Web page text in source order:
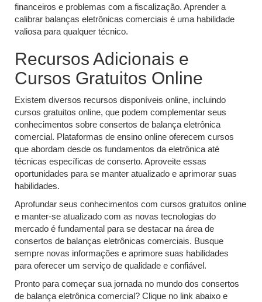
financeiros e problemas com a fiscalização. Aprender a
calibrar balanças eletrônicas comerciais é uma habilidade
valiosa para qualquer técnico.
Recursos Adicionais e
Cursos Gratuitos Online
Existem diversos recursos disponíveis online, incluindo
cursos gratuitos online, que podem complementar seus
conhecimentos sobre consertos de balança eletrônica
comercial. Plataformas de ensino online oferecem cursos
que abordam desde os fundamentos da eletrônica até
técnicas específicas de conserto. Aproveite essas
oportunidades para se manter atualizado e aprimorar suas
habilidades.
Aprofundar seus conhecimentos com cursos gratuitos online
e manter-se atualizado com as novas tecnologias do
mercado é fundamental para se destacar na área de
consertos de balanças eletrônicas comerciais. Busque
sempre novas informações e aprimore suas habilidades
para oferecer um serviço de qualidade e confiável.
Pronto para começar sua jornada no mundo dos consertos
de balança eletrônica comercial? Clique no link abaixo e